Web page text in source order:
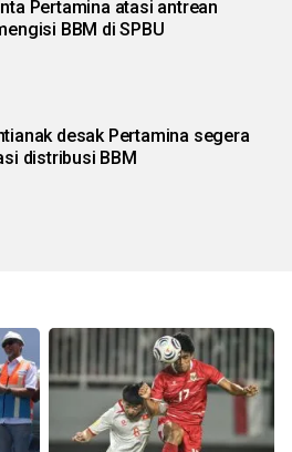
Pertamina atasi antrean
BBM di SPBU
desak Pertamina segera
distribusi BBM